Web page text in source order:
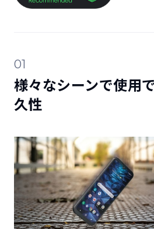
01
様々なシーンで使用
久性